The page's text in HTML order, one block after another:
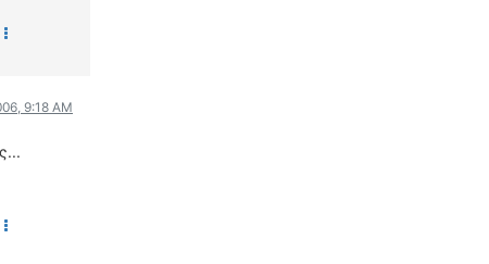
9:18 AM